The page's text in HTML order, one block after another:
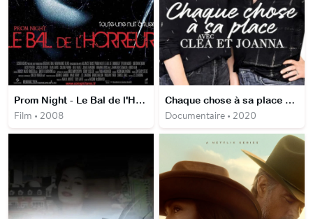
Prom Night - Le Bal de l'Horreur
Film • 2008
Chaque chose à sa place avec Clea et Joanna
Documentaire • 2020